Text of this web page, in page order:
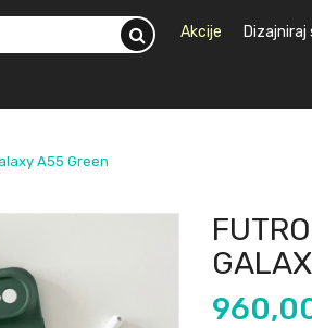
Akcije Dizajniraj
A55 Green